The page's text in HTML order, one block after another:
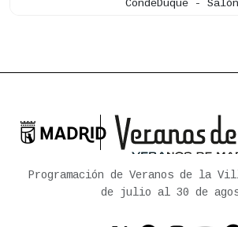
CondeDuque -

Ayuntamiento de Madrid
Programación de Veranos de la
de julio al 30 de